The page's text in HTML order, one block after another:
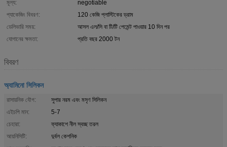
মূল্য:
negotiable
প্যাকেজিং বিবরণ:
120 কেজি প্লাস্টিকের ড্রাম
ডেলিভারি সময়:
আসল এল/সি বা টি/টি পেমেন্ট পাওয়ার 10 দিন পর
যোগানের ক্ষমতা:
প্রতি বছর 2000 টন
বিবরণ
অ্যামিনো সিলিকন
রাসায়নিক যৌগ:
সুপার নরম এবং মসৃণ সিলিকন
এইচপি মান:
5-7
চেহারা:
ফ্যাকাশে নীল স্বচ্ছ তরল
আয়নিসিটি:
দুর্বল কেশনিক